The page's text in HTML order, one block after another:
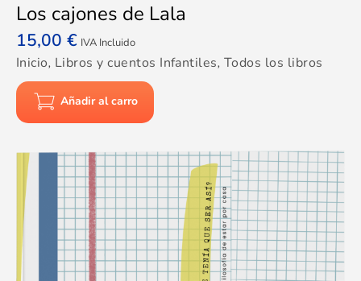
Los cajones de Lala
15,00 € IVA Incluido
Inicio, Libros y cuentos Infantiles, Todos los libros
Añadir al carro